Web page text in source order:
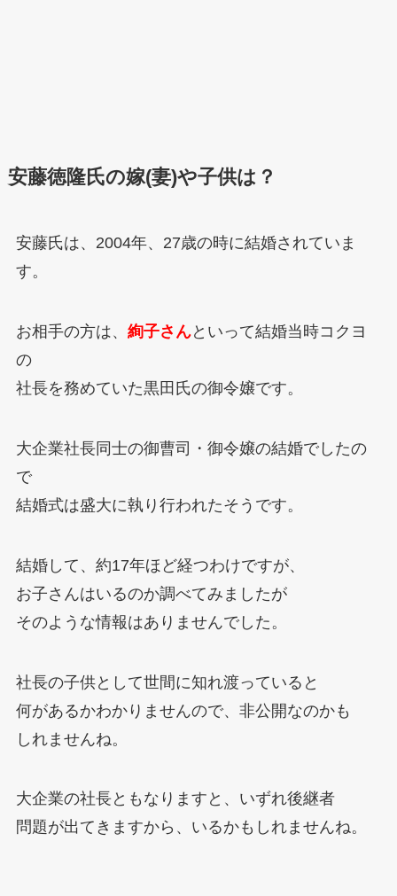
安藤徳隆氏の嫁(妻)や子供は？
安藤氏は、2004年、27歳の時に結婚されていま
す。
お相手の方は、 絢子さんといって結婚当時コクヨ
の
社長を務めていた黒田氏の御令嬢です。
大企業社長同士の御曹司・御令嬢の結婚でしたの
で
結婚式は盛大に執り行われたそうです。
結婚して、約17年ほど経つわけですが、
お子さんはいるのか調べてみましたが
そのような情報はありませんでした。
社長の子供として世間に知れ渡っていると
何があるかわかりませんので、非公開なのかも
しれませんね。
大企業の社長ともなりますと、いずれ後継者
問題が出てきますから、いるかもしれませんね。